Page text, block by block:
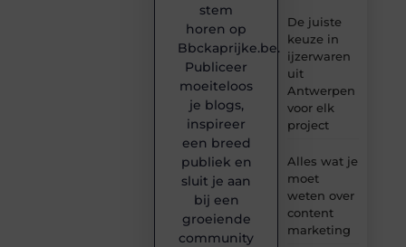
De juiste
keuze in
ijzerwaren
uit
Antwerpen
voor elk
project
Alles wat je
moet
weten over
content
marketing
stem
horen op
Bbckaprijke.be.
Publiceer
moeiteloos
je blogs,
inspireer
een breed
publiek en
sluit je aan
bij een
groeiende
community